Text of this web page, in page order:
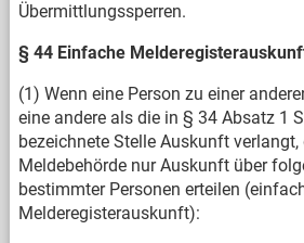
Übermittlungssperren.
§ 44 Einfache
(1) Wenn eine Person zu einer
eine andere als die in § 34 Absatz 1
bezeichnete Stelle Auskunft
Meldebehörde nur Auskunft über
bestimmter Personen erteilen
Melderegisterauskunft):